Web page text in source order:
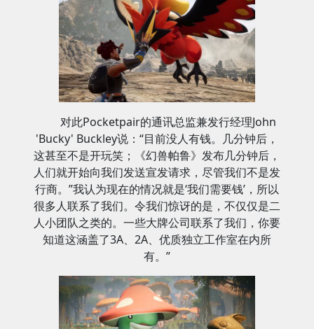
对此Pocketpair的通讯总监兼发行经理John
'Bucky' Buckley说：“目前没人有钱。几分钟后，
这甚至不是开玩笑；《幻兽帕鲁》发布几分钟后，
人们就开始向我们发送宣发请求，尽管我们不是发
行商。”我认为现在的情况就是‘我们需要钱’，所以
很多人联系了我们。令我们惊讶的是，不仅仅是二
人小团队之类的。一些大牌公司联系了我们，你要
知道这涵盖了3A、2A、优质独立工作室在内所
有。”